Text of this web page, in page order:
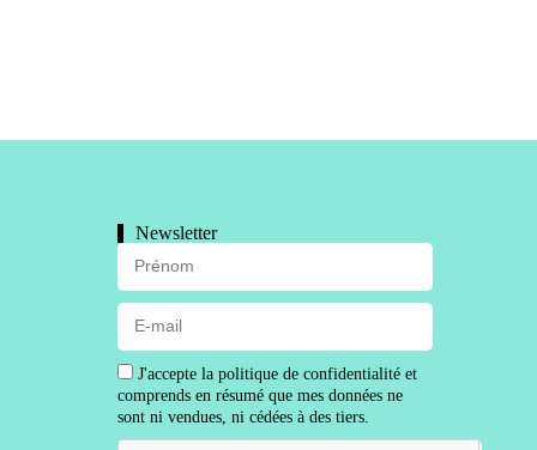
Newsletter
J'accepte la politique de confidentialité et
comprends en résumé que mes données ne
sont ni vendues, ni cédées à des tiers.